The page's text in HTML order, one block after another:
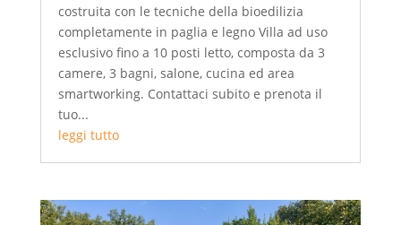
costruita con le tecniche della bioedilizia
completamente in paglia e legno Villa ad uso
esclusivo fino a 10 posti letto, composta da 3
camere, 3 bagni, salone, cucina ed area
smartworking. Contattaci subito e prenota il
tuo...
leggi tutto